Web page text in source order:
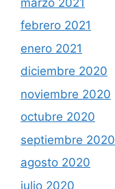
febrero 2021
enero 2021
diciembre 2020
noviembre 2020
octubre 2020
septiembre 2020
agosto 2020
julio 2020